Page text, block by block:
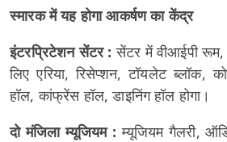
स्मारक में यह होगा आकर्षण का केंद्र
इंटरप्रिटेशन सेंटर : सेंटर में वीआईपी
लिए एरिया, रिसेप्शन, टॉयलेट ब्लॉक,
हॉल, कांफ्रेंस हॉल, डाइनिंग हॉल होगा।
दो मंजिला म्यूजियम :म्यूजियम गैलरी,